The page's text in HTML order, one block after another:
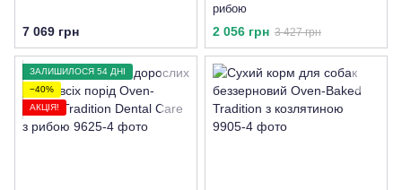
7 069 грн
рибою
2 056 грн 3 427 грн
ЗАЛИШИЛОСЯ 54 ДНІ
−40%
АКЦІЯ!